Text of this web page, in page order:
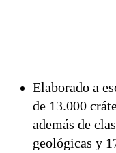
Elaborado a
de 13.000
además de
geológicas y